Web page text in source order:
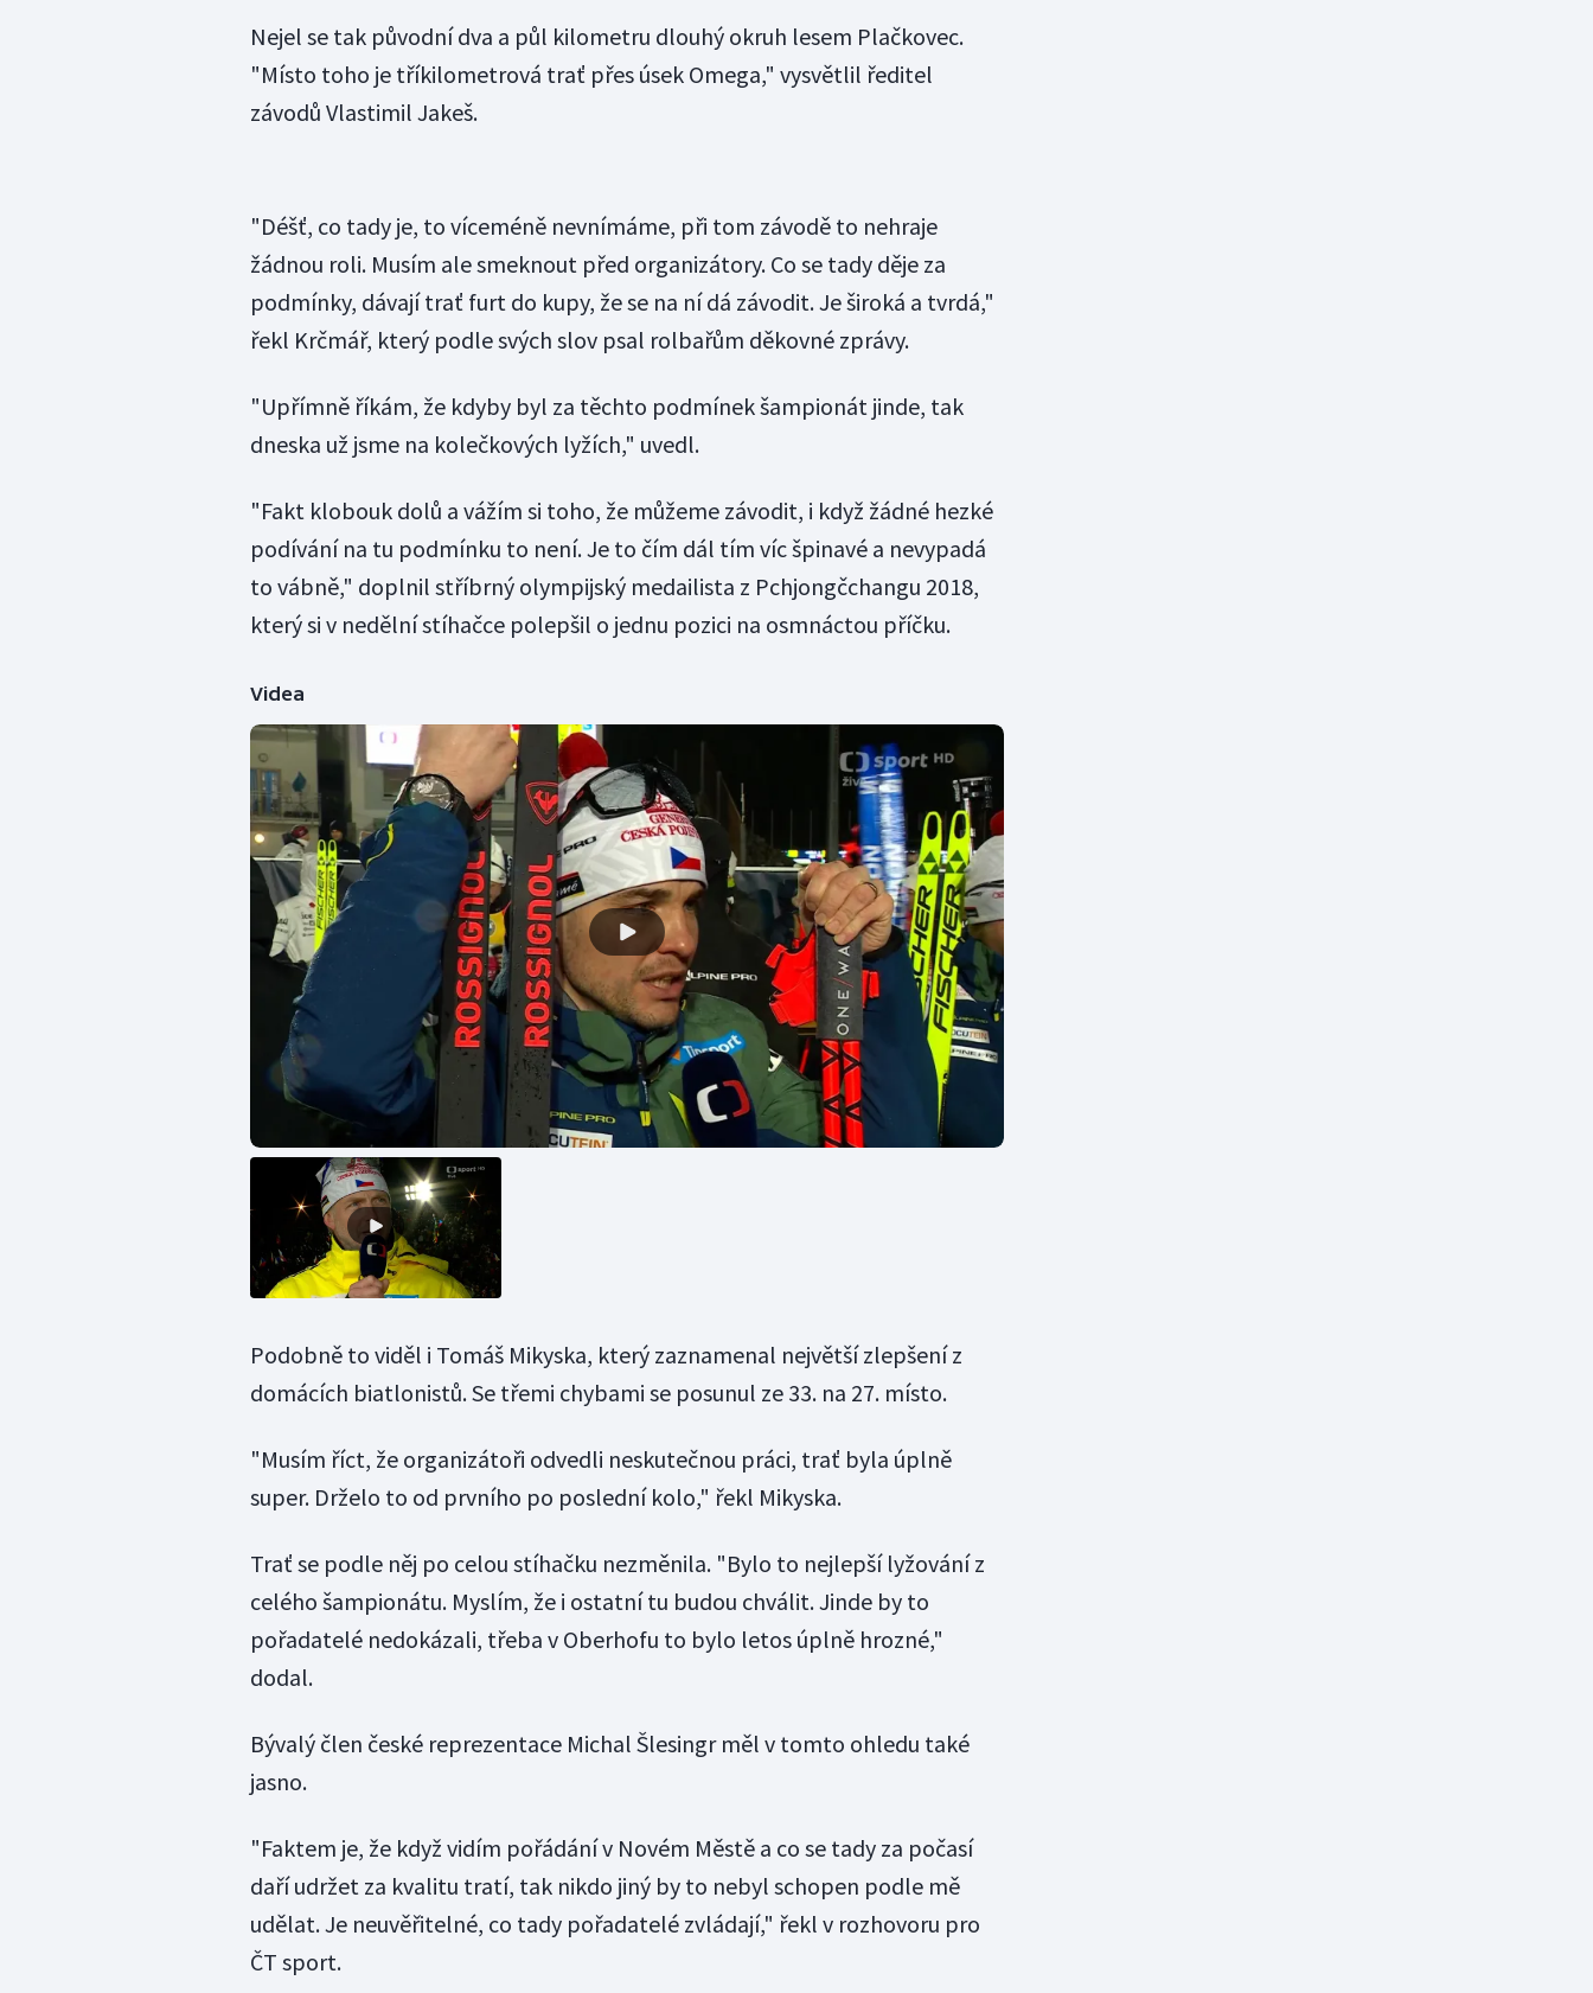
Nejel se tak původní dva a půl kilometru dlouhý okruh lesem Plačkovec.
"Místo toho je tříkilometrová trať přes úsek Omega," vysvětlil ředitel
závodů Vlastimil Jakeš.
"Déšť, co tady je, to víceméně nevnímáme, při tom závodě to nehraje
žádnou roli. Musím ale smeknout před organizátory. Co se tady děje za
podmínky, dávají trať furt do kupy, že se na ní dá závodit. Je široká a tvrdá,"
řekl Krčmář, který podle svých slov psal rolbařům děkovné zprávy.
"Upřímně říkám, že kdyby byl za těchto podmínek šampionát jinde, tak
dneska už jsme na kolečkových lyžích," uvedl.
"Fakt klobouk dolů a vážím si toho, že můžeme závodit, i když žádné hezké
podívání na tu podmínku to není. Je to čím dál tím víc špinavé a nevypadá
to vábně," doplnil stříbrný olympijský medailista z Pchjongčchangu 2018,
který si v nedělní stíhačce polepšil o jednu pozici na osmnáctou příčku.
Videa
Podobně to viděl i Tomáš Mikyska, který zaznamenal největší zlepšení z
domácích biatlonistů. Se třemi chybami se posunul ze 33. na 27. místo.
"Musím říct, že organizátoři odvedli neskutečnou práci, trať byla úplně
super. Drželo to od prvního po poslední kolo," řekl Mikyska.
Trať se podle něj po celou stíhačku nezměnila. "Bylo to nejlepší lyžování z
celého šampionátu. Myslím, že i ostatní tu budou chválit. Jinde by to
pořadatelé nedokázali, třeba v Oberhofu to bylo letos úplně hrozné,"
dodal.
Bývalý člen české reprezentace Michal Šlesingr měl v tomto ohledu také
jasno.
"Faktem je, že když vidím pořádání v Novém Městě a co se tady za počasí
daří udržet za kvalitu tratí, tak nikdo jiný by to nebyl schopen podle mě
udělat. Je neuvěřitelné, co tady pořadatelé zvládají," řekl v rozhovoru pro
ČT sport.